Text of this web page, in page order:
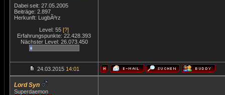
Dabei seit: 27.05.2005
Beiträge: 2.897
Herkunft: LugbÃºrz
Level: 55 [?]
Erfahrungspunkte: 22.428.393
Nächster Level: 26.073.450
24.03.2015 14:01
Lord Syn
Superdaemon